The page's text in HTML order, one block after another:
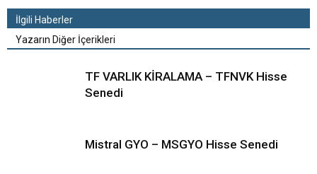
İlgili Haberler
Yazarın Diğer İçerikleri
TF VARLIK KİRALAMA – TFNVK Hisse
Senedi
Mistral GYO – MSGYO Hisse Senedi